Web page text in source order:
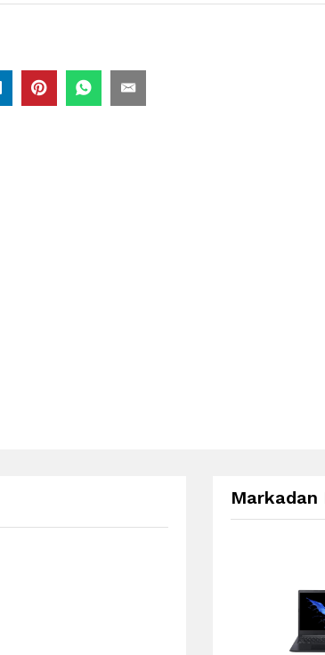
Markadan